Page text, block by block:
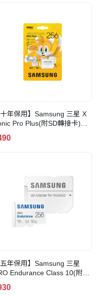
十年保用】Samsung 三星 X
Pro Plus(附SD轉接卡)
記憶卡(256GB-塔爾
五年保用】Samsung 三星
Endurance Class 10(附SD
接卡) microSD 記憶卡